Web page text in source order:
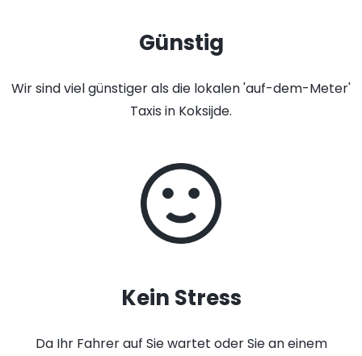
Günstig
Wir sind viel günstiger als die lokalen 'auf-dem-Meter'
Taxis in Koksijde.
Kein Stress
Da Ihr Fahrer auf Sie wartet oder Sie an einem